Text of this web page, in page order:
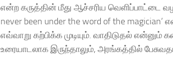
என்ற கருத்தின் மீது ஆச்சரிய வெளிப்பாட்டை
never been under the word of the
எவ்வாறு கற்பிக்க முடியும். வாதிடுதல் என்னும்
உரையாடலாக இருந்தாலும், அரங்கத்தில்